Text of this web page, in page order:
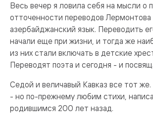
Весь вечер я ловила себя на мысли о
отточенности переводов Лермонтова
азербайджанский язык. Переводить
начали еще при жизни, и тогда же
из них стали включать в детские
Переводят поэта и сегодня - и
Седой и величавый Кавказ все тот
- но по-прежнему любим стихи,
родившимся 200 лет назад.